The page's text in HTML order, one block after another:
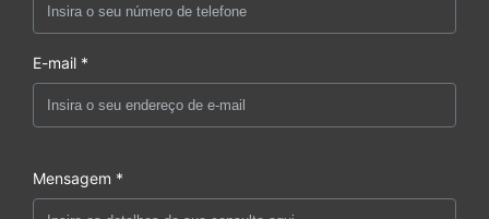
E-mail *
Mensagem *